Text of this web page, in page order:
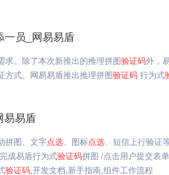
一员_网易易盾
求。除了本次新推出的推理拼图验证码外，
方式。网易易盾推出推理拼图验证码 行为式
易易盾
拼图、文字点选、图标点选、短信上行验证等
成易盾行为式验证码拼图 /点击用户提交表
验证码,开发文档,新手指南,组件工作流程